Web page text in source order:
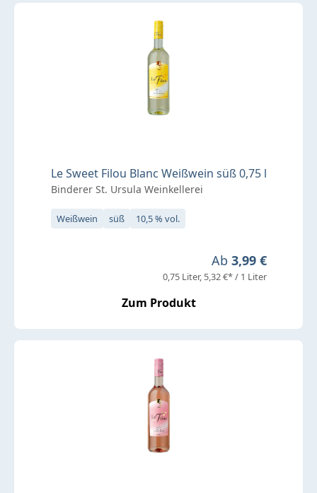
Le Sweet Filou Blanc Weißwein süß 0,75 l
Binderer St. Ursula Weinkellerei
Weißwein süß 10,5 % vol.
Regulärer Preis:
Ab 3,99 €
0,75 Liter 5,32 €* / 1 Liter
Zum Produkt